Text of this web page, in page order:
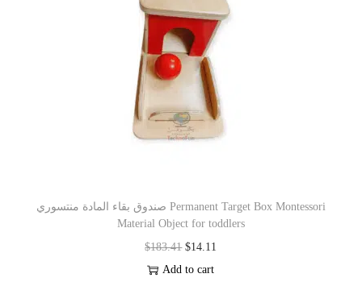
صندوق بقاء المادة منتسوري Permanent Target Box Montessori
Material Object for toddlers
$183.41 $14.11
Add to cart